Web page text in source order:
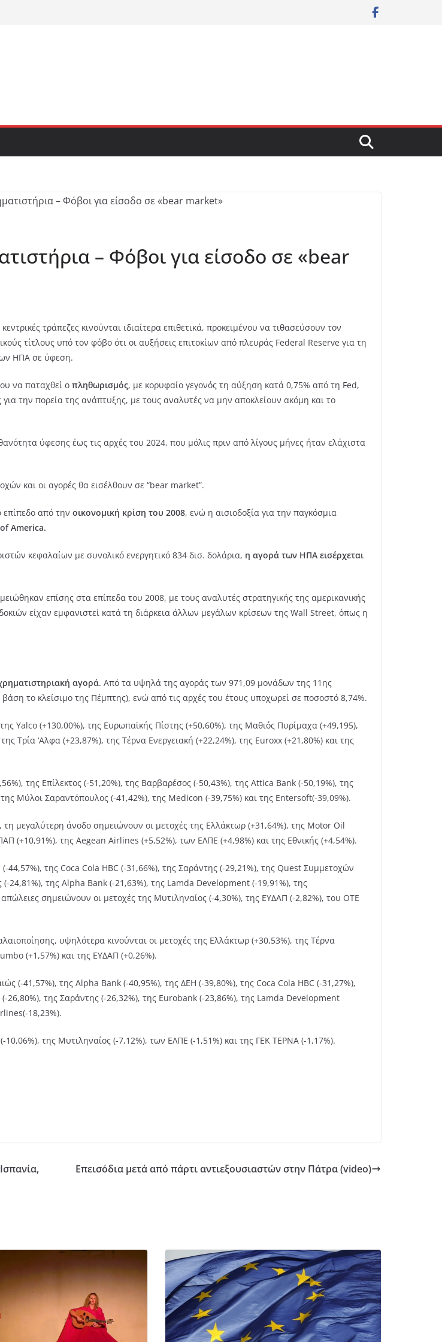
– Φόβοι για είσοδο σε «bear
τράπεζες κινούνται ιδιαίτερα επιθετικά, προκειμένου να τιθασεύσουν τον
τίτλους υπό τον φόβο ότι οι αυξήσεις επιτοκίων από πλευράς Federal Reserve για τη
ΗΠΑ σε ύφεση.
να παταχθεί ο πληθωρισμός, με κορυφαίο γεγονός τη αύξηση κατά 0,75% από τη Fed,
την πορεία της ανάπτυξης, με τους αναλυτές να μην αποκλείουν ακόμη και το
ύφεσης έως τις αρχές του 2024, που μόλις πριν από λίγους μήνες ήταν ελάχιστα
και οι αγορές θα εισέλθουν σε “bear market”.
επίπεδο από την οικονομική κρίση του 2008, ενώ η αισιοδοξία για την παγκόσμια
America.
κεφαλαίων με συνολικό ενεργητικό 834 δισ. δολάρια, η αγορά των ΗΠΑ εισέρχεται
επίσης στα επίπεδα του 2008, με τους αναλυτές στρατηγικής της αμερικανικής
είχαν εμφανιστεί κατά τη διάρκεια άλλων μεγάλων κρίσεων της Wall Street, όπως η
αγορά. Από τα υψηλά της αγοράς των 971,09 μονάδων της 11ης
το κλείσιμο της Πέμπτης), ενώ από τις αρχές του έτους υποχωρεί σε ποσοστό 8,74%.
Yalco (+130,00%), της Ευρωπαϊκής Πίστης (+50,60%), της Μαθιός Πυρίμαχα (+49,195),
Τρία ‘Αλφα (+23,87%), της Τέρνα Ενεργειακή (+22,24%), της Euroxx (+21,80%) και της
της Επίλεκτος (-51,20%), της Βαρβαρέσος (-50,43%), της Attica Bank (-50,19%), της
Μύλοι Σαραντόπουλος (-41,42%), της Medicon (-39,75%) και της Entersoft(-39,09%).
μεγαλύτερη άνοδο σημειώνουν οι μετοχές της Ελλάκτωρ (+31,64%), της Motor Oil
(+10,91%), της Aegean Airlines (+5,52%), των ΕΛΠΕ (+4,98%) και της Εθνικής (+4,54%).
44,57%), της Coca Cola HBC (-31,66%), της Σαράντης (-29,21%), της Quest Συμμετοχών
24,81%), της Alpha Bank (-21,63%), της Lamda Development (-19,91%), της
σημειώνουν οι μετοχές της Μυτιληναίος (-4,30%), της ΕΥΔΑΠ (-2,82%), του ΟΤΕ
υψηλότερα κινούνται οι μετοχές της Ελλάκτωρ (+30,53%), της Τέρνα
(+1,57%) και της ΕΥΔΑΠ (+0,26%).
(-41,57%), της Alpha Bank (-40,95%), της ΔΕΗ (-39,80%), της Coca Cola HBC (-31,27%),
της Σαράντης (-26,32%), της Eurobank (-23,86%), της Lamda Development
18,23%).
της Μυτιληναίος (-7,12%), των ΕΛΠΕ (-1,51%) και της ΓΕΚ ΤΕΡΝΑ (-1,17%).
Επεισόδια μετά από πάρτι αντιεξουσιαστών στην Πάτρα (video)